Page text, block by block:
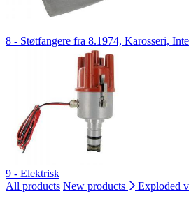
8 - Støtfangere fra 8.1974, Karosseri,
9 - Elektrisk
All products New products
Exploded